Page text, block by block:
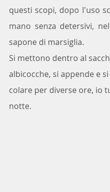
questi scopi, dopo l'uso
mano senza detersivi,
sapone di marsiglia.
Si mettono dentro al
albicocche, si appende e si
colare per diverse ore, io
notte.